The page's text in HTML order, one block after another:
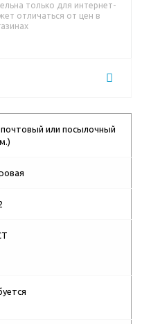
только для интернет-
отличаться от цен в
или посылочный